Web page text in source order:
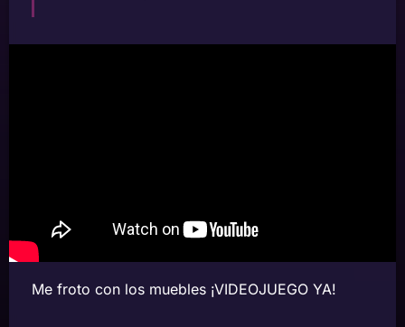
Me froto con los muebles ¡VIDEOJUEGO YA!